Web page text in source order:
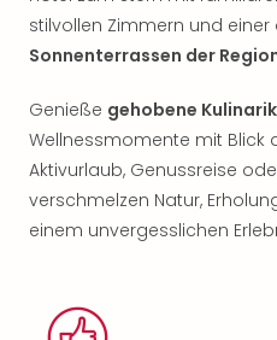
stilvollen Zimmern und einer
Sonnenterrassen der
Genieße gehobene Kulinarik
Wellnessmomente mit Blick
Aktivurlaub, Genussreise
verschmelzen Natur,
einem unvergesslichen